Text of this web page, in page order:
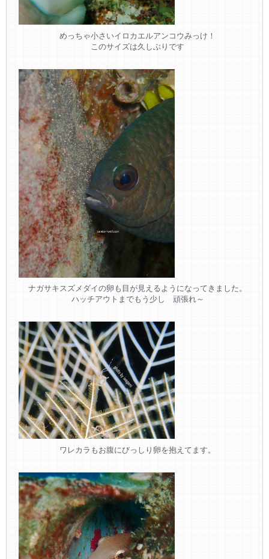
めっちゃ小さいイロカエルアンコウみっけ！
このサイズは久しぶりです
ナガサキスズメダイの卵も目が見えるようになってきました。
ハッチアウトまでもう少し 頑張れ～
ワレカラもお腹にびっしり卵を抱えてます。